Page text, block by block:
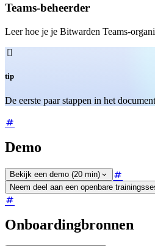
Teams-beheerder
Leer hoe je je Bitwarden Teams-

tip
De eerste paar stappen in het
Demo
Bekijk een demo (20 min)
Neem deel aan een openbare
Onboardingbronnen